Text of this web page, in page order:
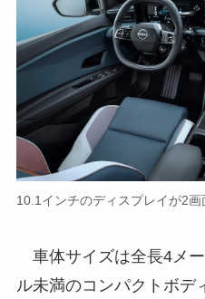
10.1インチのディスプレイが2
車体サイズは全長4メ
ル未満のコンパクトボデ